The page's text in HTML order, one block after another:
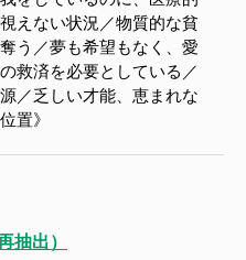
えない状況／物質的な貧
う／夢も希望もなく、愛
救済を必要としている／
／乏しい才能、恵まれな
置》
抽出）